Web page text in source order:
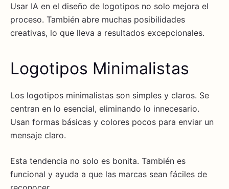
Usar IA en el diseño de logotipos no solo mejora el
proceso. También abre muchas posibilidades
creativas, lo que lleva a resultados excepcionales.
Logotipos Minimalistas
Los logotipos minimalistas son simples y claros. Se
centran en lo esencial, eliminando lo innecesario.
Usan formas básicas y colores pocos para enviar un
mensaje claro.
Esta tendencia no solo es bonita. También es
funcional y ayuda a que las marcas sean fáciles de